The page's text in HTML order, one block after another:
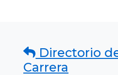
Directorio
Carrera